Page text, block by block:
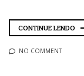
CONTINUE LENDO
NO COMMENT